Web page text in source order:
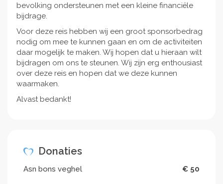
bevolking ondersteunen met een kleine financiële
bijdrage.
Voor deze reis hebben wij een groot sponsorbedrag
nodig om mee te kunnen gaan en om de activiteiten
daar mogelijk te maken. Wij hopen dat u hieraan wilt
bijdragen om ons te steunen. Wij zijn erg enthousiast
over deze reis en hopen dat we deze kunnen
waarmaken.
Alvast bedankt!
Donaties
Asn bons veghel € 50